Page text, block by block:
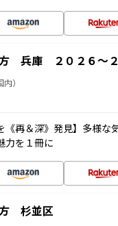
兵庫 ２０２６～２
）
《再＆深》発見】多様
力を１冊に
杉並区